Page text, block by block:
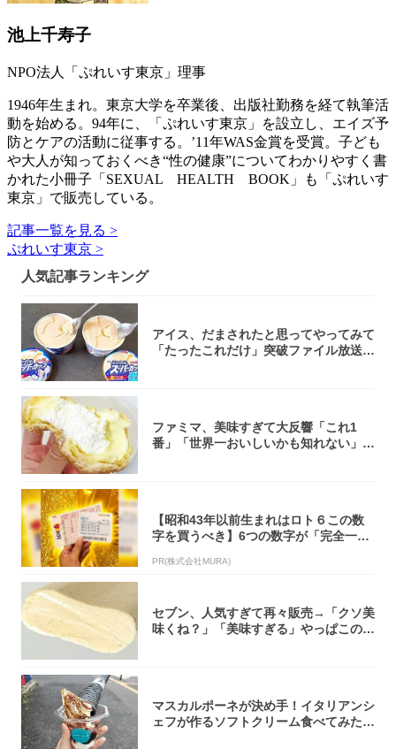
池上千寿子
NPO法人「ぷれいす東京」理事
1946年生まれ。東京大学を卒業後、出版社勤務を経て執筆活
動を始める。94年に、「ぷれいす東京」を設立し、エイズ予
防とケアの活動に従事する。’11年WAS金賞を受賞。子ども
や大人が知っておくべき“性の健康”についてわかりやすく書
かれた小冊子「SEXUAL HEALTH BOOK」も「ぷれいす
東京」で販売している。
記事一覧を見る >
ぷれいす東京 >
人気記事ランキング
アイス、だまされたと思ってやってみて
「たったこれだけ」突破ファイル放送で
ファミマ、美味すぎて大反響「これ1
番」「世界一おいしいかも知れない」
【昭和43年以前生まれはロト６この数
字を買うべき】6つの数字が「完全一
PR(株式会社MURA)
セブン、人気すぎて再々販売→「クソ美
味くね？」「美味すぎる」やっぱこのク
マスカルポーネが決め手！イタリアンシ
ェフが作るソフトクリーム食べてみた!